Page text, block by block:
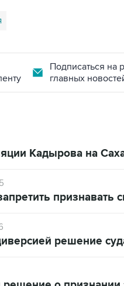
Подписаться на
главных
Кадырова на
признавать
решение